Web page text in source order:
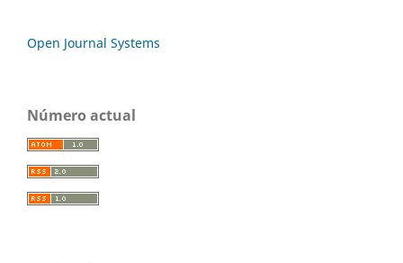
Open Journal Systems
Número actual